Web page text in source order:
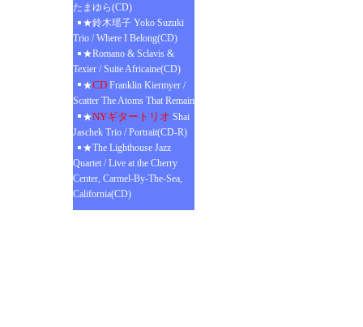
たまゆら(CD)
★鈴木瑶子 Yoko Suzuki
Trio / Where I Belong(CD)
★Romano & Sclavis &
Texier / Suite Africaine(CD)
★CD Franklin Kiermyer /
Scatter The Atoms That Remain
★NYギタートリオ Shai
Jaschek Trio / Portrait(CD-R)
★The Lighthouse Jazz
Quartet / Live at the Cherry
Center, Carmel-By-The-Sea,
California(CD)